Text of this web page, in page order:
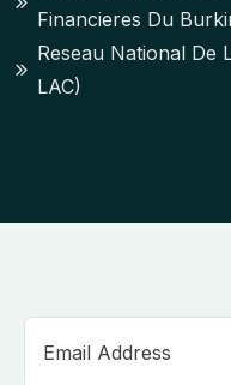
Financieres Du
Reseau National De
LAC)